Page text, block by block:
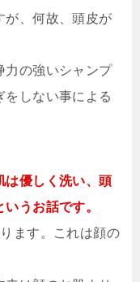
が、何故、頭皮が
力の強いシャンプ
をしない事による
は優しく洗い、頭
うお話です。
ます。これは顔の